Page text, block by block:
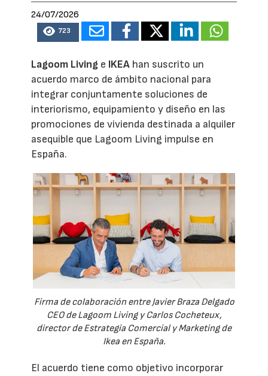
24/07/2026
723
Lagoom Living e IKEA han suscrito un
acuerdo marco de ámbito nacional para
integrar conjuntamente soluciones de
interiorismo, equipamiento y diseño en las
promociones de vivienda destinada a alquiler
asequible que Lagoom Living impulse en
España.
Firma de colaboración entre Javier Braza Delgado
CEO de Lagoom Living y Carlos Cocheteux,
director de Estrategia Comercial y Marketing de
Ikea en España.
El acuerdo tiene como objetivo incorporar